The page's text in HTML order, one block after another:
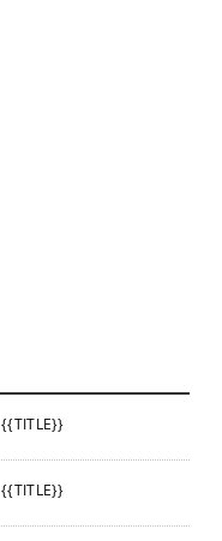
{{TITLE}}
{{TITLE}}